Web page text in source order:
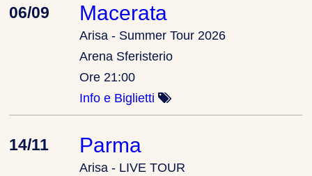
06/09 Macerata
Arisa - Summer Tour 2026
Arena Sferisterio
Ore 21:00
Info e Biglietti
14/11 Parma
Arisa - LIVE TOUR